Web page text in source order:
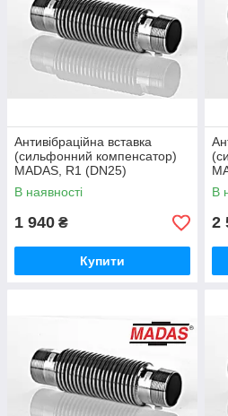
Телефонуйте нам (044)
(050) 252-30-30,(096) 252-30-
Також Ви можете придбати
регулятор тиску газу Madas
Антивібраційна вставка
(сильфонний компенсатор)
MADAS, R1 (DN25)
В наявності
1 940 ₴
Купити
В
2